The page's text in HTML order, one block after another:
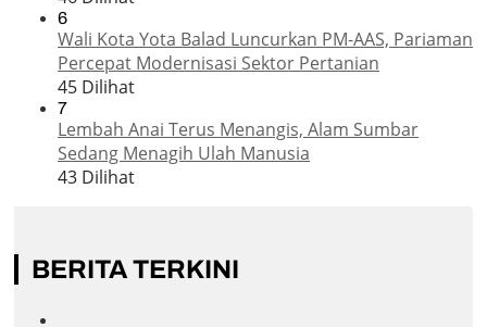
6
Wali Kota Yota Balad Luncurkan PM-AAS, Pariaman
Percepat Modernisasi Sektor Pertanian
45 Dilihat
7
Lembah Anai Terus Menangis, Alam Sumbar
Sedang Menagih Ulah Manusia
43 Dilihat
BERITA TERKINI